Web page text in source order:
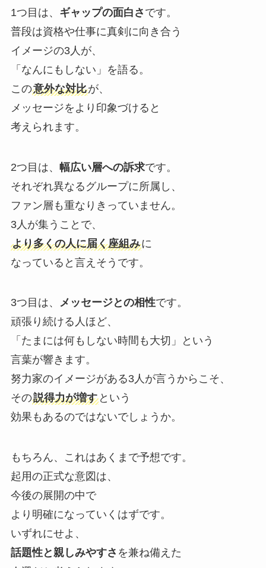
1つ目は、 ギャップの面白さ です。
普段は資格や仕事に真剣に向き合う
イメージの3人が、
「なんにもしない」を語る。
この意外な対比が、
メッセージをより印象づけると
考えられます。
2つ目は、 幅広い層への訴求です。
それぞれ異なるグループに所属し、
ファン層も重なりきっていません。
3人が集うことで、
より多くの人に届く座組みに
なっていると言えそうです。
3つ目は、 メッセージとの相性です。
頑張り続ける人ほど、
「たまには何もしない時間も大切」という
言葉が響きます。
努力家のイメージがある3人が言うからこそ、
その説得力が増すという
効果もあるのではないでしょうか。
もちろん、これはあくまで予想です。
起用の正式な意図は、
今後の展開の中で
より明確になっていくはずです。
いずれにせよ、
話題性と親しみやすさ を兼ね備えた